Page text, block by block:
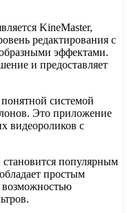
KineMaster,
редактирования с
эффектами.
и предоставляет
системой
Это приложение
видеороликов с
популярным
простым
возможностью